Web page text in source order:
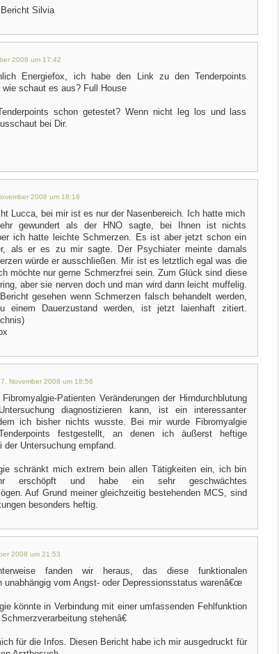
Silvia
2008 um 17:42
Energiefox, ich habe den Link zu den Tenderpoints
schaut es aus? Full House
schon getestet? Wenn nicht leg los und lass
bei Dir.
2008 um 18:16
Lucca, bei mir ist es nur der Nasenbereich. Ich hatte mich
gewundert als der HNO sagte, bei Ihnen ist nichts
ich hatte leichte Schmerzen. Es ist aber jetzt schon ein
als er es zu mir sagte. Der Psychiater meinte damals
würde er ausschließen. Mir ist es letztlich egal was die
möchte nur gerne Schmerzfrei sein. Zum Glück sind diese
aber sie nerven doch und man wird dann leicht muffelig.
gesehen wenn Schmerzen falsch behandelt werden,
einem Dauerzustand werden, ist jetzt laienhaft zitiert.
7. November 2008 um 18:56
Patienten Veränderungen der Hirndurchblutung
diagnostizieren kann, ist ein interessanter
ich bisher nichts wusste. Bei mir wurde Fibromyalgie
festgestellt, an denen ich äußerst heftige
der Untersuchung empfand.
schränkt mich extrem bein allen Tätigkeiten ein, ich bin
erschöpft und habe ein sehr geschwächtes
Auf Grund meiner gleichzeitig bestehenden MCS, sind
besonders heftig.
2008 um 21:53
fanden wir heraus, das diese funktionalen
unabhängig vom Angst- oder Depressionsstatus warenâ€œ
könnte in Verbindung mit einer umfassenden Fehlfunktion
stehenâ€
für die Infos. Diesen Bericht habe ich mir ausgedruckt für